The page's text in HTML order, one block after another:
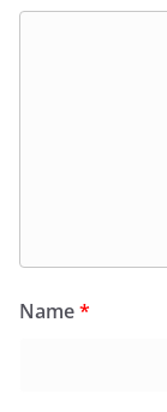
Name*